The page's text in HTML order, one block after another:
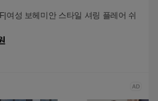
여성 보헤미안 스타일 셔링 플레어 쉬